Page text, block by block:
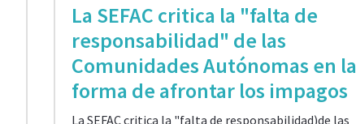
La SEFAC critica la "falta de
responsabilidad" de las
Comunidades Autónomas en la
forma de afrontar los impagos
La SEFAC critica la "falta de responsabilidad)de las